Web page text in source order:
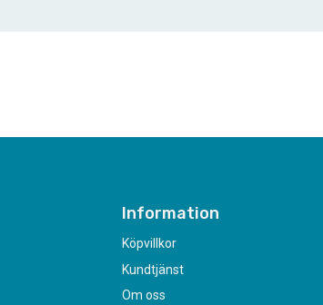
Information
Köpvillkor
Kundtjänst
Om oss